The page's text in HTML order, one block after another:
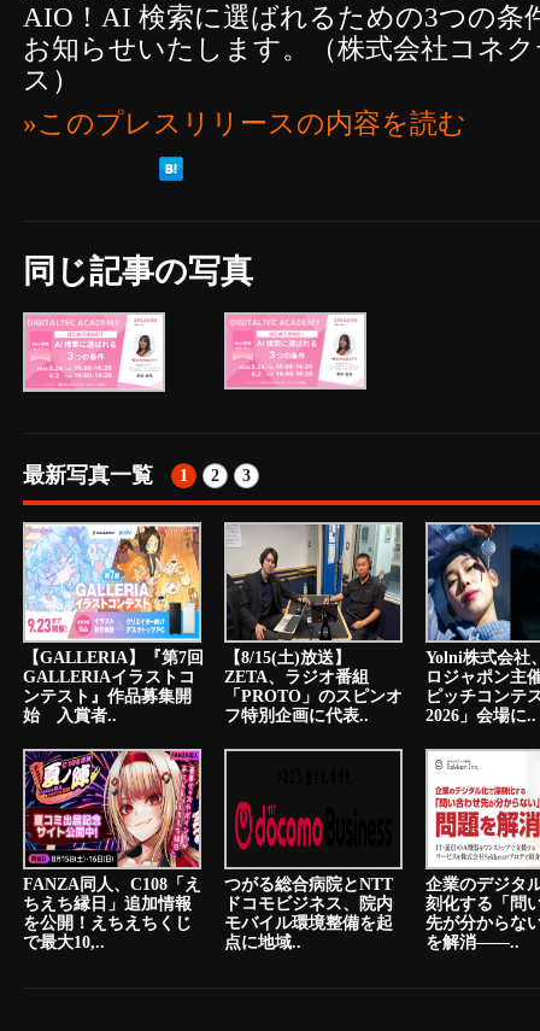
AIO！AI 検索に選ばれるための3つの条
お知らせいたします。（株式会社コネ
ス）
»このプレスリリースの内容を読む
同じ記事の写真
最新写真一覧 1 2 3
【GALLERIA】『第7回
GALLERIAイラストコ
ンテスト』作品募集開
始 入賞者..
【8/15(土)放送】
ZETA、ラジオ番組
「PROTO」のスピンオ
フ特別企画に代表..
Yolni株式会社
ロジャポン主
ピッチコンテ
2026」会場に..
FANZA同人、C108「え
ちえち縁日」追加情報
を公開！えちえちくじ
で最大10,..
つがる総合病院とNTT
ドコモビジネス、院内
モバイル環境整備を起
点に地域..
企業のデジタ
刻化する「問
先が分からな
を解消――..